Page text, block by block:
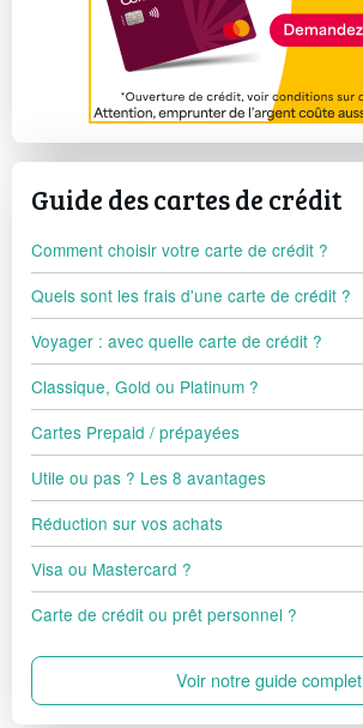
Guide des cartes de crédit
Comment choisir votre carte de crédit ?
Quels sont les frais d'une carte de crédit ?
Voyager : avec quelle carte de crédit ?
Classique, Gold ou Platinum ?
Cartes Prepaid / prépayées
Utile ou pas ? Les 8 avantages
Réduction sur vos achats
Visa ou Mastercard ?
Carte de crédit ou prêt personnel ?
Voir notre guide complet